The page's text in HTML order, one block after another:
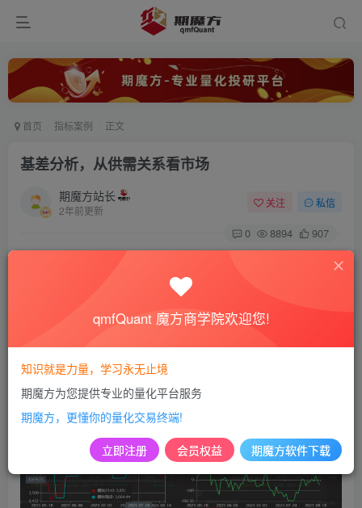
首页 指标案例 正文
基差分析，从供需关系看市场
期魔方站长
2年前更新
关注 私信
0 8894 907
基差通常指的是商品市场中的“基本差价”（Basis），它是指
现货市场价格与期货市场价格之间的差额。
现货市场是实际商品的即时交易市场，而期货市场则是交易
某种标的物在未来某个约定日期的合约市场。基差是这两者
之间的价格差异。
qmfQuant 魔方商学院欢迎您!
知识就是力量，学习永无止境
期魔方为您提供专业的量化平台服务
期魔方，更懂你的量化交易终端!
立即注册 会员权益 期魔方软件下载